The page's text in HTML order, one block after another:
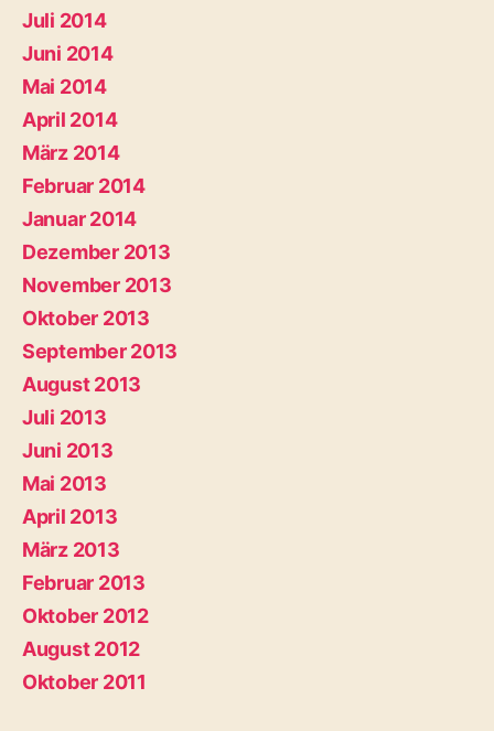
Juli 2014
Juni 2014
Mai 2014
April 2014
März 2014
Februar 2014
Januar 2014
Dezember 2013
November 2013
Oktober 2013
September 2013
August 2013
Juli 2013
Juni 2013
Mai 2013
April 2013
März 2013
Februar 2013
Oktober 2012
August 2012
Oktober 2011